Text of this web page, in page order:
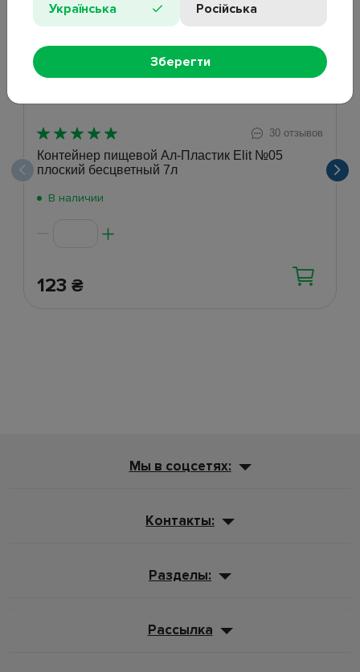
30 отзывов
Контейнер пищевой Ал-Пластик Elit №05
плоский бесцветный 7л
В наличии
123 ₴
Українська Російська
Зберегти
Мы в соцсетях:
Контакты:
Разделы:
Рассылка